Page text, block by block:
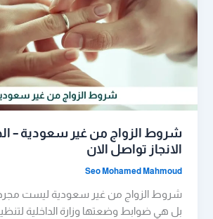
شروط الزواج من غير سعودية –
الانجاز تواصل الان
Seo Mohamed Mahmoud
شروط الزواج من غير سعودية ليست مجرد
بل هي ضوابط وضعتها وزارة الداخلية